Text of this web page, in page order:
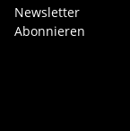
Newsletter
Abonnieren